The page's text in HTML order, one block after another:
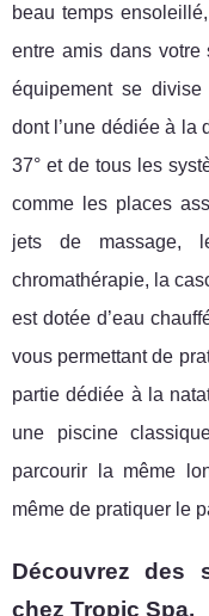
beau temps
entre amis dans
équipement se
dont l’une dédiée à la
37° et de tous les
comme les places
jets de massage,
chromathérapie, la
est dotée d’eau
vous permettant de
partie dédiée à la
une piscine
parcourir la même
même de pratiquer le
Découvrez des
chez Tropic Spa.